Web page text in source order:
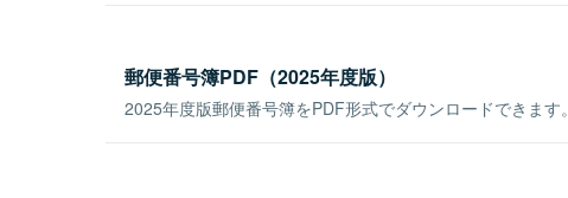
郵便番号簿PDF（2025年度版）
2025年度版郵便番号簿をPDF形式でダウンロードできます。